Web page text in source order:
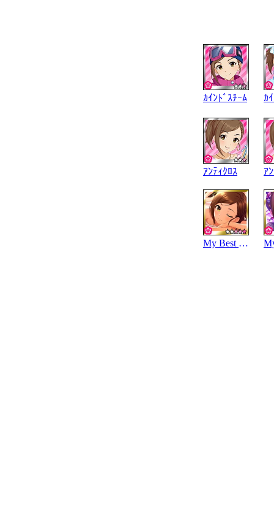
ｶｲﾝﾄﾞｽﾁｰﾑ ｶ
ｱﾝﾃｨｸﾛｽ ｱ
My Best Bet